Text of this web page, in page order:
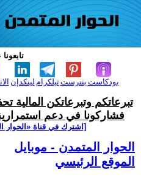
لينكدإن تيلكرامبنترست بودكاست
تبرعاتكم وتبرعاتكن المالية
فشاركونا في دعم
[اشترك في قناة ‫«الحوار
الحوار المتمدن - موبايل
الموقع الرئيسي